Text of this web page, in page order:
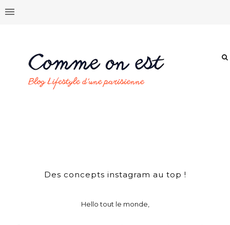
Des concepts instagram au top !
Hello tout le monde,